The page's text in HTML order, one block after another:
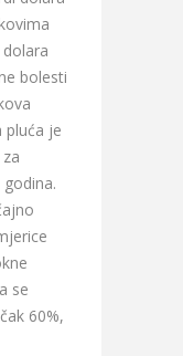
bolesti
pluća je
se
60%,